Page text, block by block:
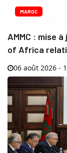
MAROC
AMMC : mise
of Africa
06 août 2026 -